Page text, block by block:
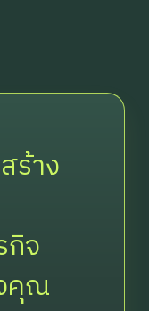
ร้าง
กิจ
คุณ